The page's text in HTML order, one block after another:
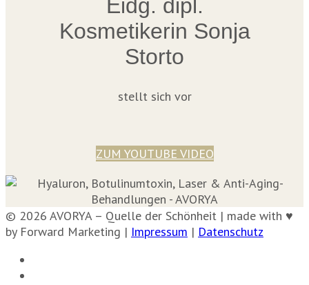
Eidg. dipl.
Kosmetikerin Sonja
Storto
stellt sich vor
ZUM YOUTUBE VIDEO
© 2026 AVORYA – Quelle der Schönheit | made with ♥
by Forward Marketing | Impressum | Datenschutz